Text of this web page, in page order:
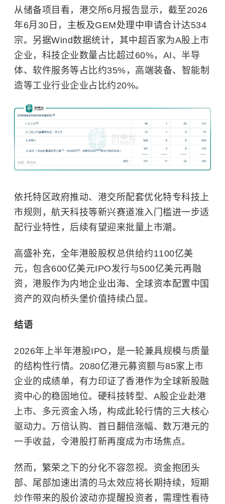
从储备项目看，港交所6月报告显示，截至2026
年6月30日，主板及GEM处理中申请合计达534
宗。另据Wind数据统计，其中超百家为A股上市
企业，科技企业数量占比超过60%，AI、半导
体、软件服务等占比约35%，高端装备、智能制
造等工业行业企业占比约20%。
依托特区政府推动、港交所配套优化特专科技上
市规则，航天科技等新兴赛道准入门槛进一步适
配行业特性，后续有望迎来批量上市潮。
高盛补充，全年港股股权总供给约1100亿美
元，包含600亿美元IPO发行与500亿美元再融
资，港股作为内地企业出海、全球资本配置中国
资产的双向桥头堡价值持续凸显。
结语
2026年上半年港股IPO，是一轮兼具规模与质量
的结构性行情。2080亿港元募资额与85家上市
企业的成绩单，有力印证了香港作为全球新股融
资中心的稳固地位。硬科技转型、A股企业赴港
上市、多元资金入场，构成此轮行情的三大核心
驱动力。万倍认购、首日翻倍涨幅、数万港元的
一手收益，令港股打新再度成为市场焦点。
然而，繁荣之下的分化不容忽视。资金抱团头
部、尾部加速出清的马太效应将长期持续，短期
炒作带来的股价波动亦提醒投资者，需理性看待